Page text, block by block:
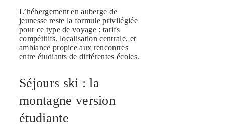
L’hébergement en auberge de
jeunesse reste la formule privilégiée
pour ce type de voyage : tarifs
compétitifs, localisation centrale, et
ambiance propice aux rencontres
entre étudiants de différentes écoles.
Séjours ski : la
montagne version
étudiante